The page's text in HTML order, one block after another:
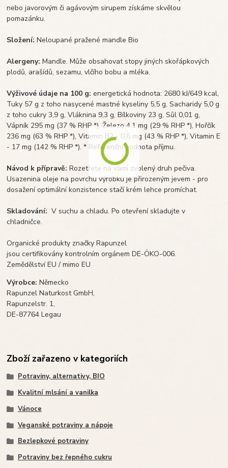
nebo javorovým či agávovým sirupem získáme skvělou
pomazánku.
Složení: Neloupané pražené mandle Bio
Alergeny: Mandle. Může obsahovat stopy jiných skořápkových
plodů, arašídů, sezamu, vlčího bobu a mléka.
Výživové údaje na 100 g: energetická hodnota: 2680 kJ/649 kcal,
Tuky 57 g z toho nasycené mastné kyseliny 5,5 g, Sacharidy 5,0 g
z toho cukry 3,9 g, Vláknina 9,3 g, Bílkoviny 23 g, Sůl 0,01 g,
Vápník 295 mg (37 % RHP *), Železo 4,1 mg (29 % RHP *), Hořčík
236 mg (63 % RHP *), Vitamin B2 - 0,6 mg (43 % RHP *), Vitamin E
- 17 mg (142 % RHP *). * Referenční hodnota příjmu.
Návod k přípravě: Rozetřete na vámi zvolený druh pečiva.
Usazenina oleje na povrchu výrobku je přirozeným jevem - pro
dosažení optimální konzistence stačí krém lehce promíchat.
Skladování: V suchu a chladu. Po otevření skladujte v
chladničce.
Organické produkty značky Rapunzel
jsou certifikovány kontrolním orgánem DE-ÖKO-006.
Zemědělství EU / mimo EU
Výrobce:Německo
Rapunzel Naturkost GmbH,
Rapunzelstr. 1,
DE-87764 Legau
Zboží zařazeno v kategoriích
Potraviny, alternativy, BIO
Kvalitní mlsání a vanilka
Vánoce
Veganské potraviny a nápoje
Bezlepkové potraviny
Potraviny bez řepného cukru